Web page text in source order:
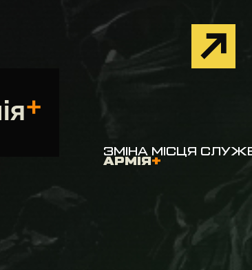
ЗМІНА МІСЦЯ
АРМІЯ +